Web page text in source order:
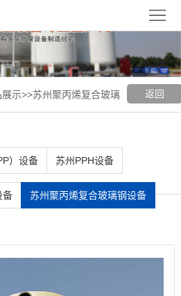
返回
展示>>苏州聚丙烯复合玻璃
）设备 苏州PPH设备
备 苏州聚丙烯复合玻璃钢设备